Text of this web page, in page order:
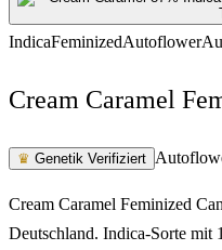
IndicaFeminizedAutoflower
Cream Caramel
♛ Genetik Verifiziert
Cream Caramel Feminized
Deutschland. Indica-Sorte mit